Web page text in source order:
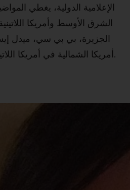
الإعلامية الدولية، يغطي
الشرق الأوسط وأمريكا
الجزيرة، بي بي سي، ميدل
أمريكا الشمالية في أمريكا اللاتينية، ووسائل إعلامية أخرى.